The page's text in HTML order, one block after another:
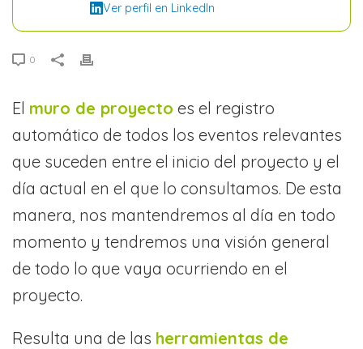
Ver perfil en LinkedIn
0
El muro de proyecto es el registro
automático de todos los eventos relevantes
que suceden entre el inicio del proyecto y el
día actual en el que lo consultamos. De esta
manera, nos mantendremos al día en todo
momento y tendremos una visión general
de todo lo que vaya ocurriendo en el
proyecto.
Resulta una de las herramientas de